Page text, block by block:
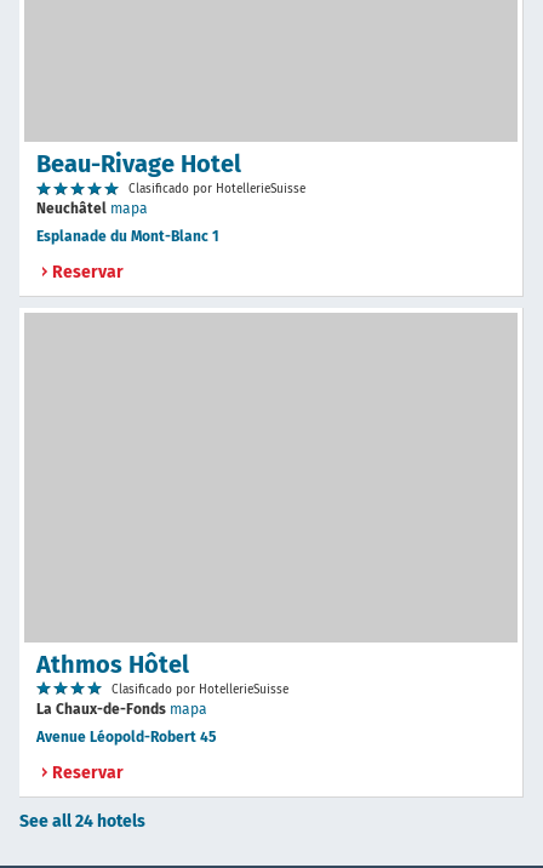
Beau-Rivage Hotel
Clasificado por HotellerieSuisse
Neuchâtel mapa
Esplanade du Mont-Blanc 1
Reservar
Athmos Hôtel
Clasificado por HotellerieSuisse
La Chaux-de-Fonds mapa
Avenue Léopold-Robert 45
Reservar
See all 24 hotels